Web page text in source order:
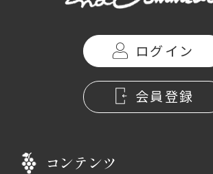
ログイン
会員登録
コンテンツ